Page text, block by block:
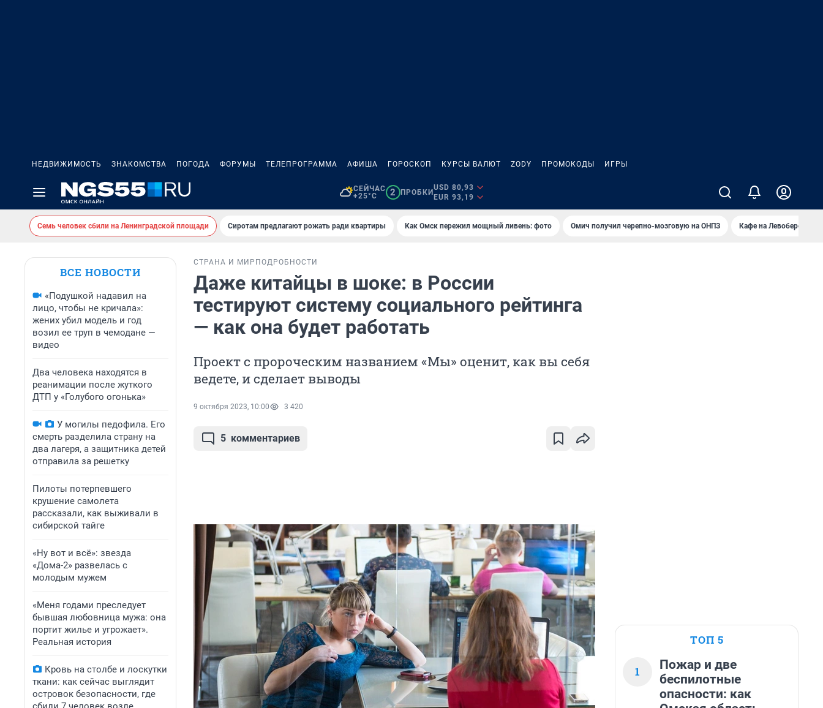
НЕДВИЖИМОСТЬ ЗНАКОМСТВА ПОГОДА ФОРУМЫ ТЕЛЕПРОГРАММА АФИША ГОРОСКОП КУРСЫ ВАЛЮТ ZODY ПРОМОКОДЫ ИГРЫ
СЕЙЧАС
+25°C
2 ПРОБКИ
USD 80,93
EUR 93,19
Семь человек сбили на Ленинградской площади Сиротам предлагают рожать ради квартиры Как Омск пережил мощный ливень: фото Омич получил черепно-мозговую на ОНПЗ Кафе на Левобережье
ВСЕ НОВОСТИ
«Подушкой надавил на
лицо, чтобы не кричала»:
жених убил модель и год
возил ее труп в чемодане —
видео
Два человека находятся в
реанимации после жуткого
ДТП у «Голубого огонька»
У могилы педофила. Его
смерть разделила страну на
два лагеря, а защитника детей
отправила за решетку
Пилоты потерпевшего
крушение самолета
рассказали, как выживали в
сибирской тайге
«Ну вот и всё»: звезда
«Дома-2» развелась с
молодым мужем
«Меня годами преследует
бывшая любовница мужа: она
портит жилье и угрожает».
Реальная история
Кровь на столбе и лоскутки
ткани: как сейчас выглядит
островок безопасности, где
СТРАНА И МИР ПОДРОБНОСТИ
Даже китайцы в шоке: в России
тестируют систему социального рейтинга
— как она будет работать
Проект с пророческим названием «Мы» оценит, как вы себя
ведете, и сделает выводы
9 октября 2023, 10:00 3 420
5 комментариев
ТОП 5
1
Пожар и две
беспилотные
опасности: как